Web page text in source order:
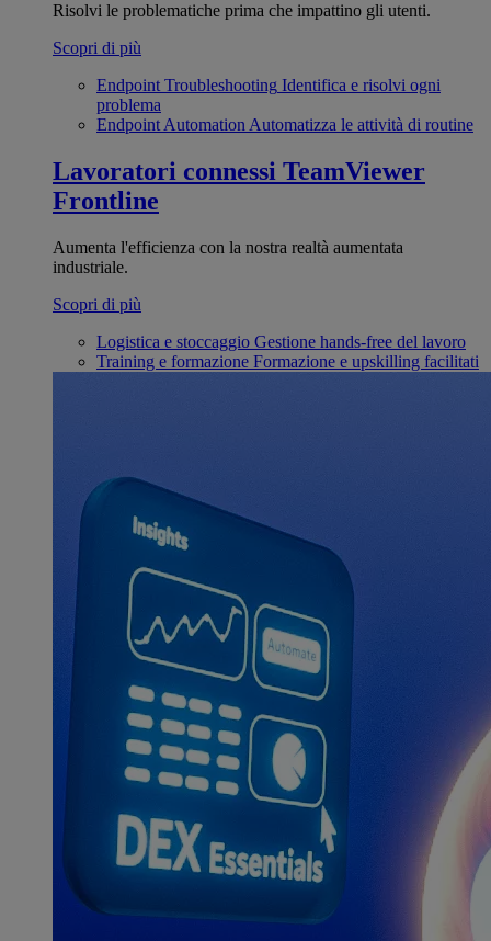
Risolvi le problematiche prima che impattino gli utenti.
Scopri di più
Endpoint Troubleshooting Identifica e risolvi ogni
problema
Endpoint Automation Automatizza le attività di routine
Lavoratori connessi TeamViewer
Frontline
Aumenta l'efficienza con la nostra realtà aumentata
industriale.
Scopri di più
Logistica e stoccaggio Gestione hands-free del lavoro
Training e formazione Formazione e upskilling facilitati